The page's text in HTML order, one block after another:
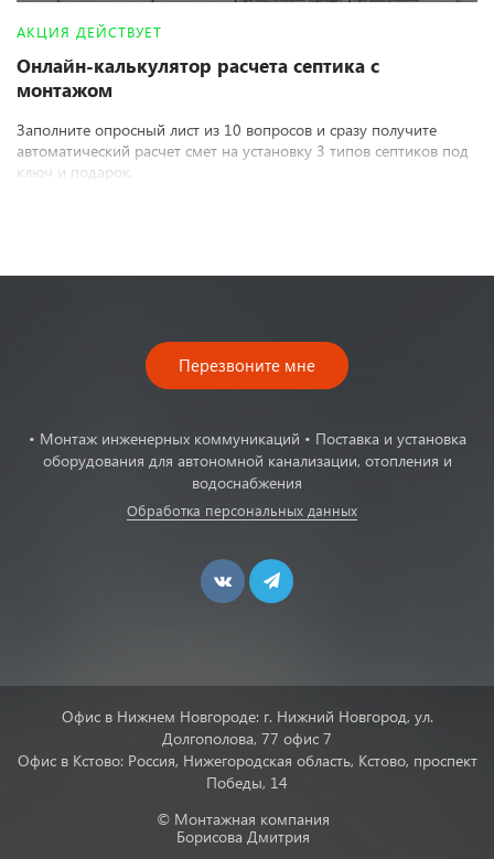
АКЦИЯ ДЕЙСТВУЕТ
Онлайн-калькулятор расчета септика с
монтажом
Заполните опросный лист из 10 вопросов и сразу получите
автоматический расчет смет на установку 3 типов септиков под
ключ и подарок.
Перезвоните мне
• Монтаж инженерных коммуникаций • Поставка и установка
оборудования для автономной канализации, отопления и
водоснабжения
Обработка персональных данных
Офис в Нижнем Новгороде: г. Нижний Новгород, ул.
Долгополова, 77 офис 7
Офис в Кстово: Россия, Нижегородская область, Кстово, проспект
Победы, 14
© Монтажная компания
Борисова Дмитрия